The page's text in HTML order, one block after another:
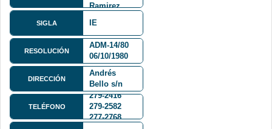
Ramirez
SIGLA IE
RESOLUCIÓN
ADM-14/80
06/10/1980
DIRECCIÓN
Calle 27 y
Andrés
Bello s/n
Cota Cota
TELÉFONO
279-2416
279-2582
277-2768